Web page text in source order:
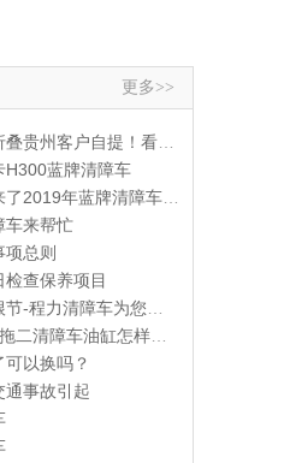
更多>>
自提！看看我们的角度是不是
H300蓝牌清障车
年蓝牌清障车取消营运证
车来帮忙
总则
查保养项目
障车为您的出行保驾护航
清障车油缸怎样保养
以换吗？
通事故引起